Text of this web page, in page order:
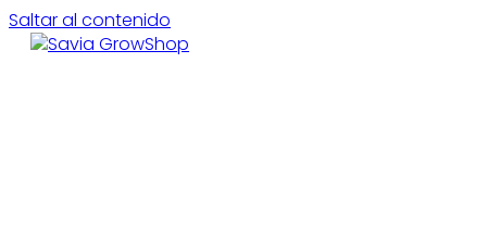
Saltar al contenido